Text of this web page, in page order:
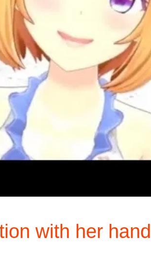
with her hand